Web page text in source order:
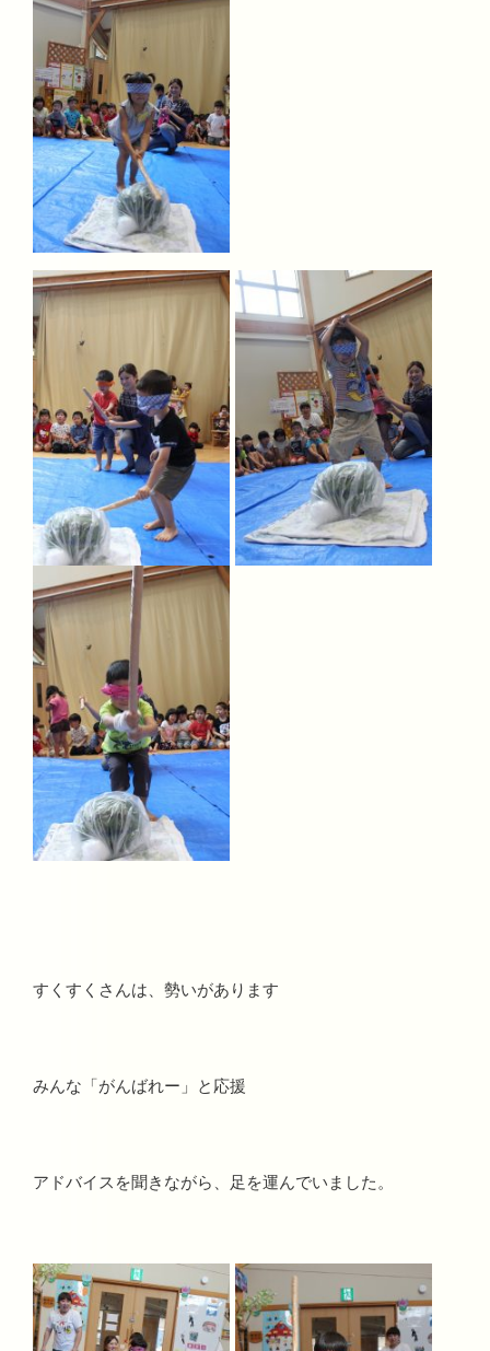
すくすくさんは、勢いがあります
みんな「がんばれー」と応援
アドバイスを聞きながら、足を運んでいました。